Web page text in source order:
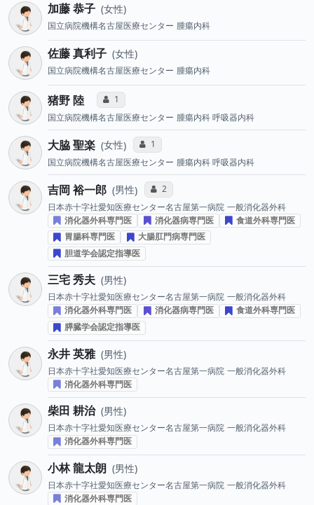
加藤 恭子 女性
国立病院機構名古屋医療センター 腫瘍内科
佐藤 真利子 女性
国立病院機構名古屋医療センター 腫瘍内科
猪野 陸 コミュニケーション・タイプ投票数
1
国立病院機構名古屋医療センター 腫瘍内科 呼吸器内科
大脇 聖楽 女性 コミュニケーション・タイプ投票数
1
国立病院機構名古屋医療センター 腫瘍内科 呼吸器内科
吉岡 裕一郎 男性 コミュニケーション・タイプ投票数
2
日本赤十字社愛知医療センター名古屋第一病院 一般消化器外科
消化器外科専門医
消化器病専門医
食道外科専門医
胃腸科専門医
大腸肛門病専門医
胆道学会認定指導医
三宅 秀夫 男性
日本赤十字社愛知医療センター名古屋第一病院 一般消化器外科
消化器外科専門医
消化器病専門医
食道外科専門医
膵臓学会認定指導医
永井 英雅 男性
日本赤十字社愛知医療センター名古屋第一病院 一般消化器外科
消化器外科専門医
柴田 耕治 男性
日本赤十字社愛知医療センター名古屋第一病院 一般消化器外科
消化器外科専門医
小林 龍太朗 男性
日本赤十字社愛知医療センター名古屋第一病院 一般消化器外科
消化器外科専門医